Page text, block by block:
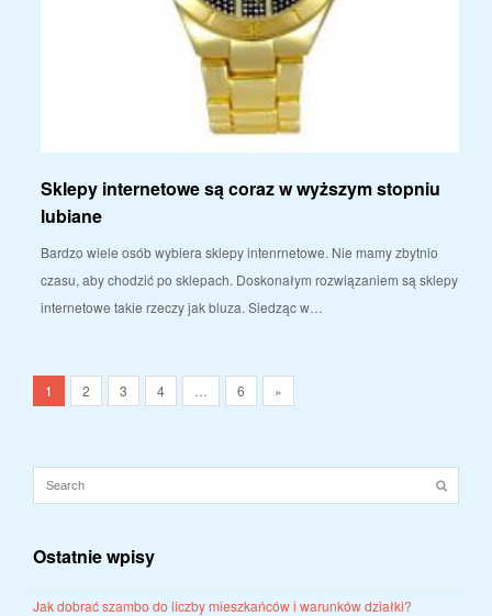
Sklepy internetowe są coraz w wyższym stopniu
lubiane
Bardzo wiele osób wybiera sklepy intenrnetowe. Nie mamy zbytnio
czasu, aby chodzić po sklepach. Doskonałym rozwiązaniem są sklepy
internetowe takie rzeczy jak bluza. Siedząc w…
1 2 3 4 6 »
Ostatnie wpisy
Jak dobrać szambo do liczby mieszkańców i warunków działki?